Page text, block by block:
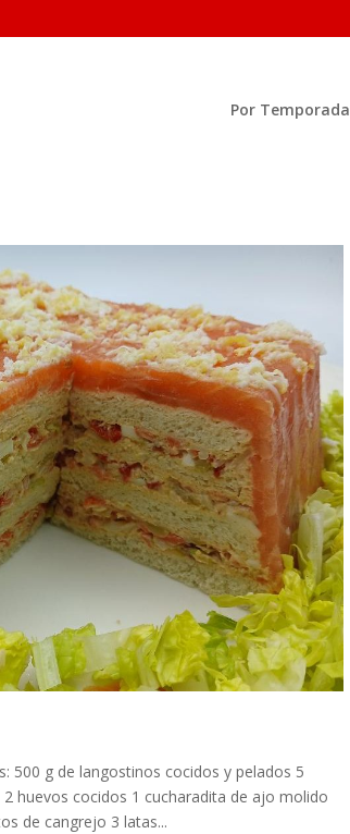
Por Temporada
500 g de langostinos cocidos y pelados 5
huevos cocidos 1 cucharadita de ajo molido
de cangrejo 3 latas...